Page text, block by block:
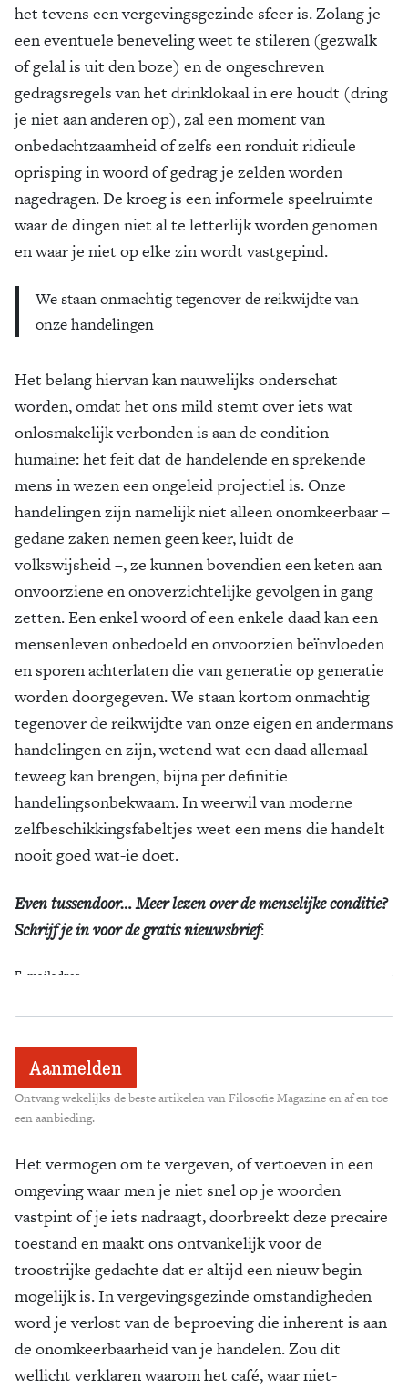
het tevens een vergevingsgezinde sfeer is. Zolang je
een eventuele beneveling weet te stileren (gezwalk
of gelal is uit den boze) en de ongeschreven
gedragsregels van het drinklokaal in ere houdt (dring
je niet aan anderen op), zal een moment van
onbedachtzaamheid of zelfs een ronduit ridicule
oprisping in woord of gedrag je zelden worden
nagedragen. De kroeg is een informele speelruimte
waar de dingen niet al te letterlijk worden genomen
en waar je niet op elke zin wordt vastgepind.
We staan onmachtig tegenover de reikwijdte van
onze handelingen
Het belang hiervan kan nauwelijks onderschat
worden, omdat het ons mild stemt over iets wat
onlosmakelijk verbonden is aan de condition
humaine: het feit dat de handelende en sprekende
mens in wezen een ongeleid projectiel is. Onze
handelingen zijn namelijk niet alleen onomkeerbaar –
gedane zaken nemen geen keer, luidt de
volkswijsheid –, ze kunnen bovendien een keten aan
onvoorziene en onoverzichtelijke gevolgen in gang
zetten. Een enkel woord of een enkele daad kan een
mensenleven onbedoeld en onvoorzien beïnvloeden
en sporen achterlaten die van generatie op generatie
worden doorgegeven. We staan kortom onmachtig
tegenover de reikwijdte van onze eigen en andermans
handelingen en zijn, wetend wat een daad allemaal
teweeg kan brengen, bijna per definitie
handelingsonbekwaam. In weerwil van moderne
zelfbeschikkingsfabeltjes weet een mens die handelt
nooit goed wat-ie doet.
Even tussendoor… Meer lezen over de menselijke conditie?
Schrijf je in voor de gratis nieuwsbrief:
E-mailadres
Ontvang wekelijks de beste artikelen van Filosofie Magazine en af en toe
een aanbieding.
Het vermogen om te vergeven, of vertoeven in een
omgeving waar men je niet snel op je woorden
vastpint of je iets nadraagt, doorbreekt deze precaire
toestand en maakt ons ontvankelijk voor de
troostrijke gedachte dat er altijd een nieuw begin
mogelijk is. In vergevingsgezinde omstandigheden
word je verlost van de beproeving die inherent is aan
de onomkeerbaarheid van je handelen. Zou dit
wellicht verklaren waarom het café, waar niet-